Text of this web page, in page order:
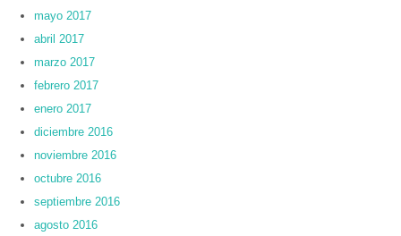
mayo 2017
abril 2017
marzo 2017
febrero 2017
enero 2017
diciembre 2016
noviembre 2016
octubre 2016
septiembre 2016
agosto 2016